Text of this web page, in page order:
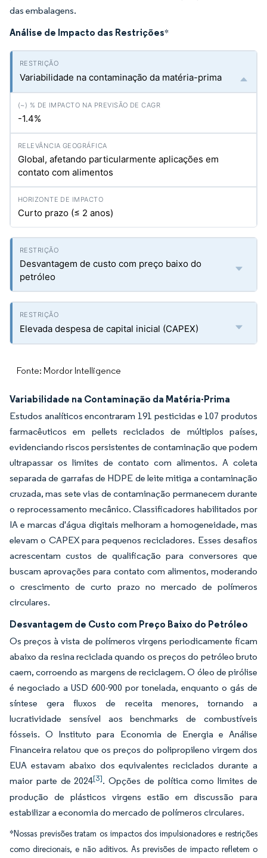
das embalagens.
Análise de Impacto das Restrições*
Variabilidade na contaminação da matéria-prima
-1.4%
Global, afetando particularmente aplicações em
contato com alimentos
Curto prazo (≤ 2 anos)
Desvantagem de custo com preço baixo do
petróleo
Elevada despesa de capital inicial (CAPEX)
Fonte: Mordor Intelligence
Variabilidade na Contaminação da Matéria-Prima
Estudos analíticos encontraram 191 pesticidas e 107 produtos
farmacêuticos em pellets reciclados de múltiplos países,
evidenciando riscos persistentes de contaminação que podem
ultrapassar os limites de contato com alimentos. A coleta
separada de garrafas de HDPE de leite mitiga a contaminação
cruzada, mas sete vias de contaminação permanecem durante
o reprocessamento mecânico. Classificadores habilitados por
IA e marcas d'água digitais melhoram a homogeneidade, mas
elevam o CAPEX para pequenos recicladores. Esses desafios
acrescentam custos de qualificação para conversores que
buscam aprovações para contato com alimentos, moderando
o crescimento de curto prazo no mercado de polímeros
circulares.
Desvantagem de Custo com Preço Baixo do Petróleo
Os preços à vista de polímeros virgens periodicamente ficam
abaixo da resina reciclada quando os preços do petróleo bruto
caem, corroendo as margens de reciclagem. O óleo de pirólise
é negociado a USD 600-900 por tonelada, enquanto o gás de
síntese gera fluxos de receita menores, tornando a
lucratividade sensível aos benchmarks de combustíveis
fósseis. O Instituto para Economia de Energia e Análise
Financeira relatou que os preços do polipropileno virgem dos
EUA estavam abaixo dos equivalentes reciclados durante a
maior parte de 2024[3]. Opções de política como limites de
produção de plásticos virgens estão em discussão para
estabilizar a economia do mercado de polímeros circulares.
*Nossas previsões tratam os impactos dos impulsionadores e restrições
como direcionais, e não aditivos. As previsões de impacto refletem o